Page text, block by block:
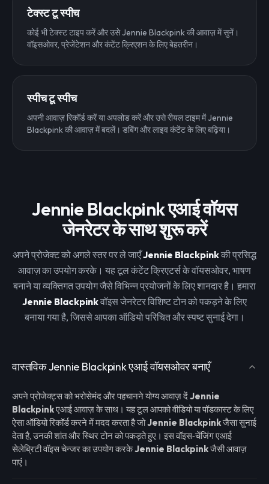
टेक्स्ट टू स्पीच
कोई भी टेक्स्ट टाइप करें और उसे Jennie Blackpink की आवाज़ में सुनें।
वॉइसओवर, प्रेजेंटेशन और कंटेंट क्रिएशन के लिए बेहतरीन।
स्पीच टू स्पीच
अपनी आवाज़ रिकॉर्ड करें या अपलोड करें और उसे रीयल टाइम में Jennie
Blackpink की आवाज़ में बदलें। डबिंग और लाइव कंटेंट के लिए बढ़िया।
Jennie Blackpink एआई वॉयस
जेनरेटर के साथ शुरू करें
अपने प्रोजेक्ट को अगले स्तर पर ले जाएँJennie Blackpinkकी प्रसिद्ध
आवाज़ का उपयोग करके। यह टूल कंटेंट क्रिएटर्स के वॉयसओवर, भाषण
बनाने या व्यक्तिगत उपयोग जैसे विभिन्न प्रयोजनों के लिए शानदार है। हमारा
Jennie Blackpinkवॉइस जेनरेटर विशिष्ट टोन को पकड़ने के लिए
बनाया गया है, जिससे आपका ऑडियो परिचित और स्पष्ट सुनाई देगा।
वास्तविक Jennie Blackpink एआई वॉयसओवर बनाएँ
अपने प्रोजेक्ट्स को भरोसेमंद और पहचानने योग्य आवाज़ देंJennie
Blackpinkएआई आवाज़ के साथ। यह टूल आपको वीडियो या पॉडकास्ट के लिए
ऐसा ऑडियो रिकॉर्ड करने में मदद करता है जोJennie Blackpinkजैसा सुनाई
देता है, उनकी शांत और स्थिर टोन को पकड़ते हुए। इस वॉइस‑चेंजिंग एआई
सेलेब्रिटी वॉइस चेन्जर का उपयोग करकेJennie Blackpinkजैसी आवाज़
पाएं।